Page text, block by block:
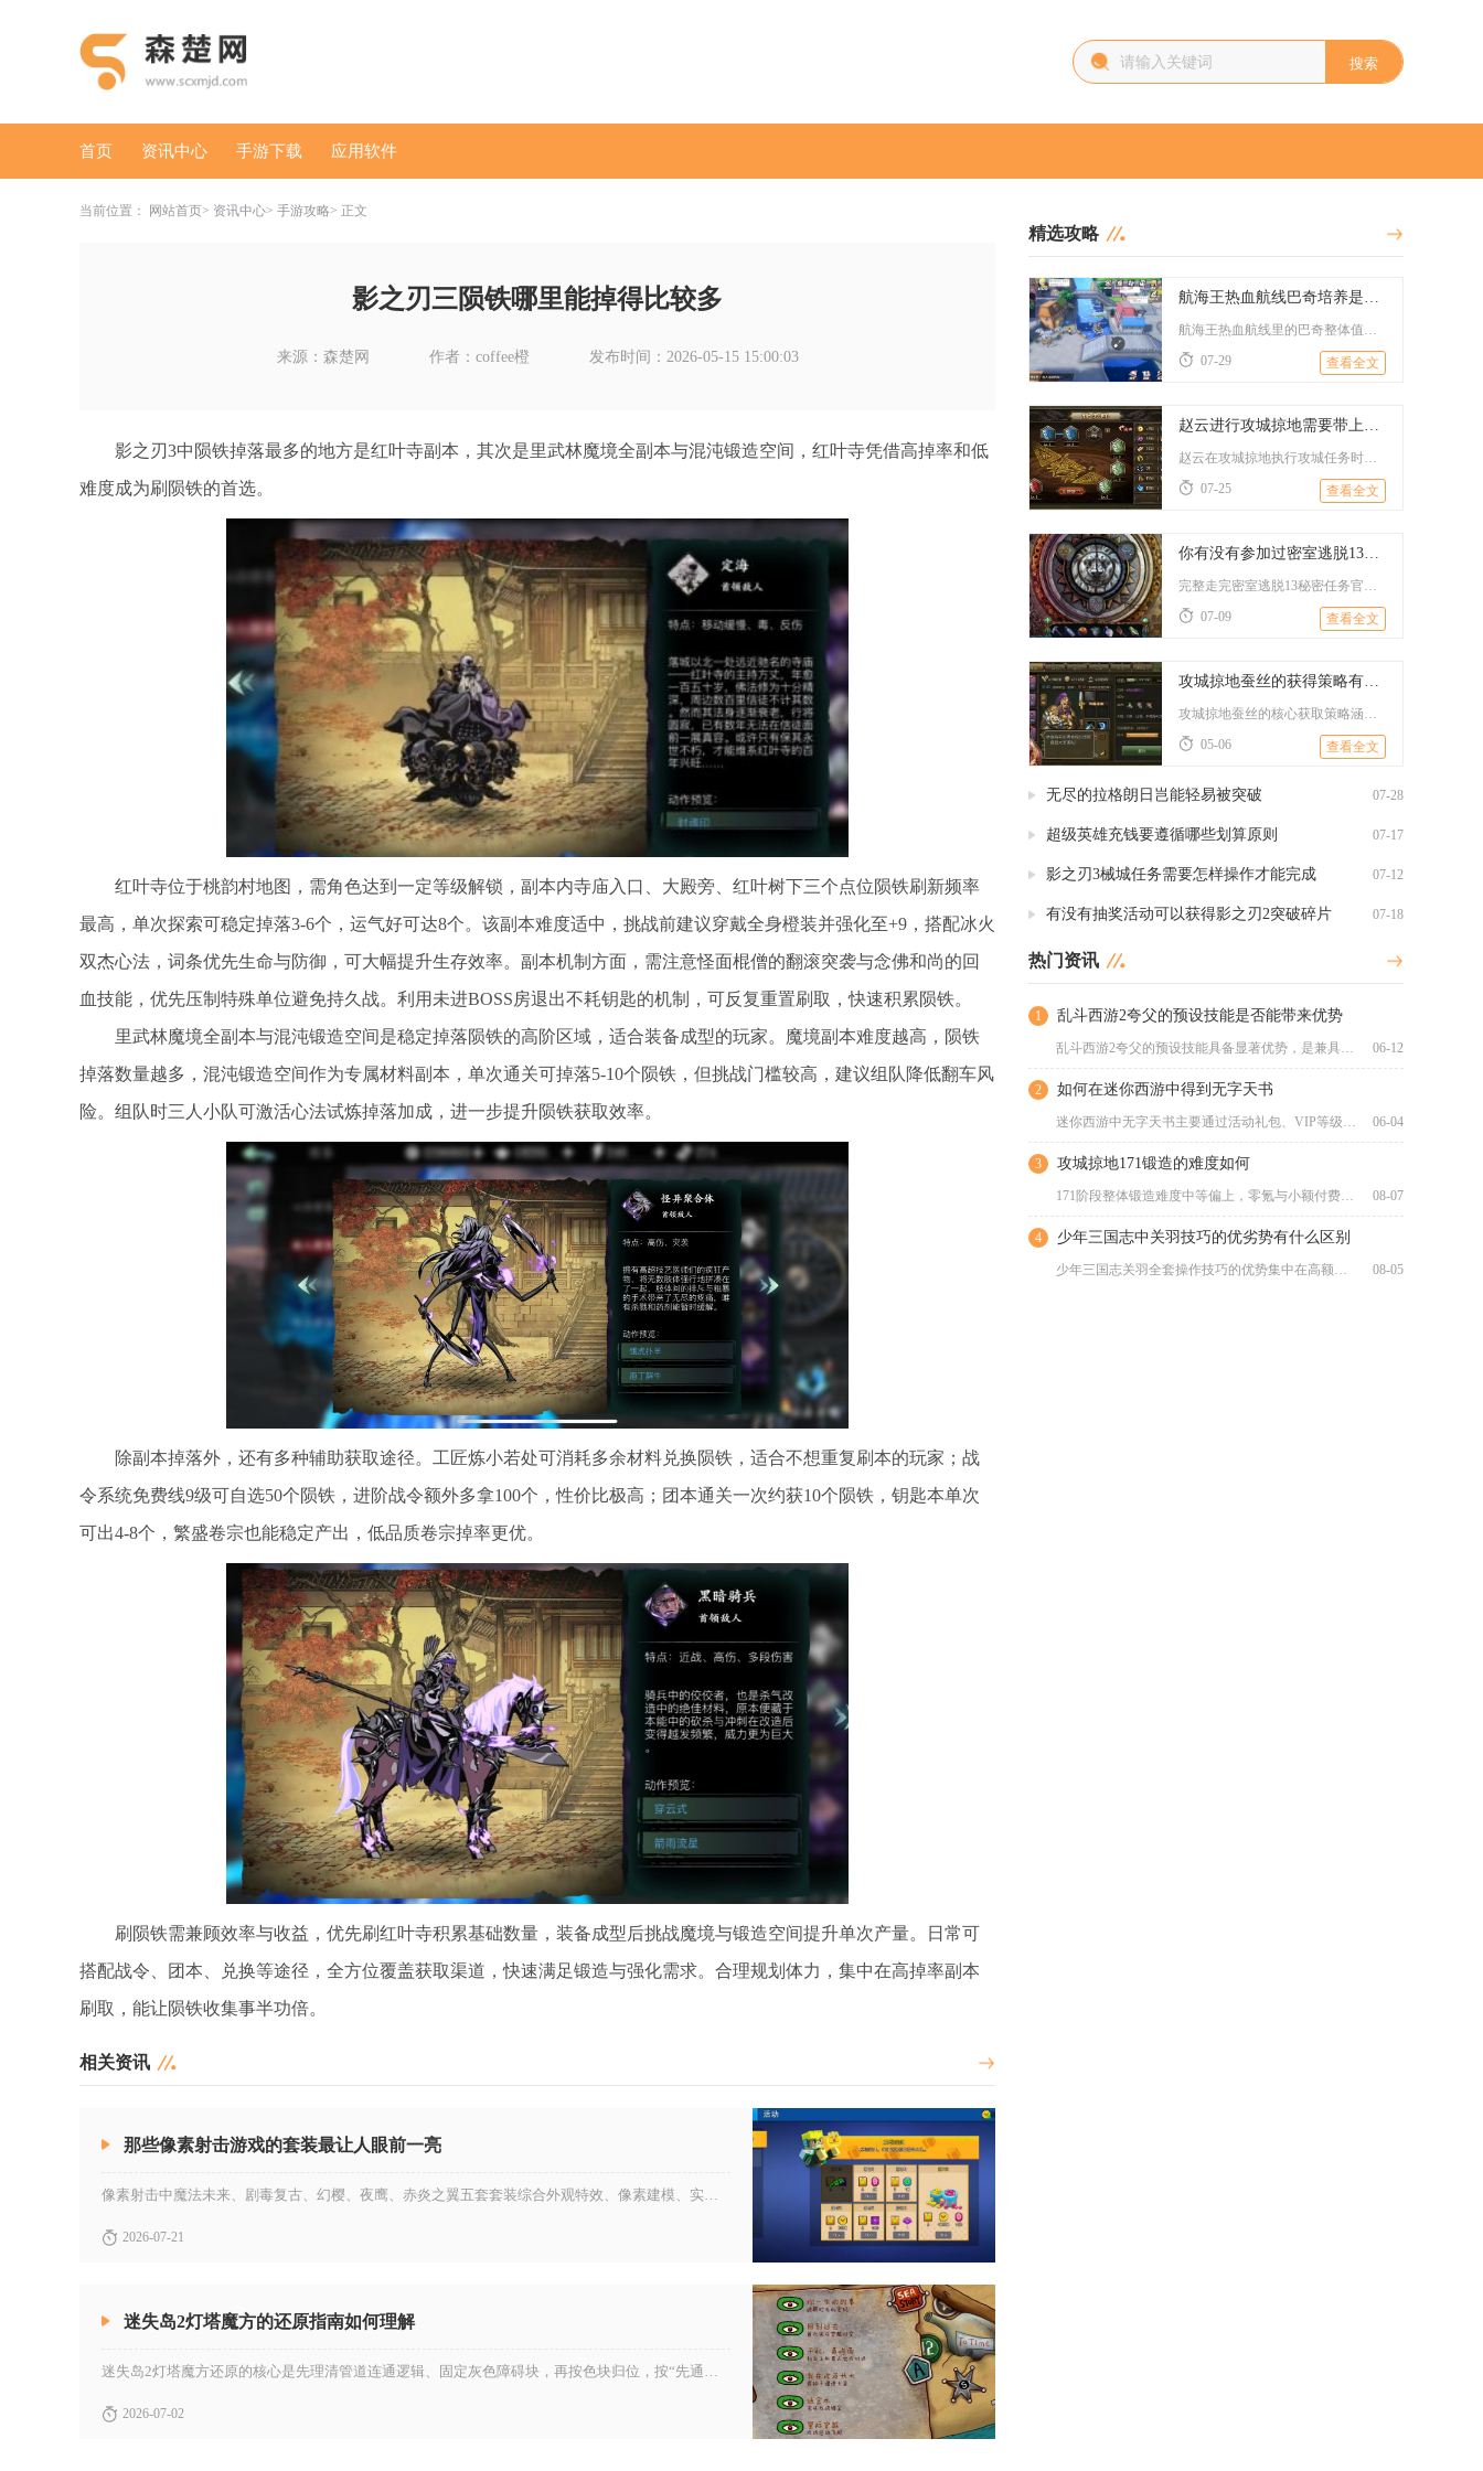
搜索
首页 资讯中心 手游下载 应用软件
当前位置： 网站首页 资讯中心 手游攻略 正文
影之刃三陨铁哪里能掉得比较多
来源：森楚网 作者：coffee橙 发布时间：2026-05-15 15:00:03
影之刃3中陨铁掉落最多的地方是红叶寺副本，其次是里武林魔境全副本与混沌锻造空间，红叶寺凭借高掉率和低
难度成为刷陨铁的首选。
红叶寺位于桃韵村地图，需角色达到一定等级解锁，副本内寺庙入口、大殿旁、红叶树下三个点位陨铁刷新频率
最高，单次探索可稳定掉落3-6个，运气好可达8个。该副本难度适中，挑战前建议穿戴全身橙装并强化至+9，搭配冰火
双杰心法，词条优先生命与防御，可大幅提升生存效率。副本机制方面，需注意怪面棍僧的翻滚突袭与念佛和尚的回
血技能，优先压制特殊单位避免持久战。利用未进BOSS房退出不耗钥匙的机制，可反复重置刷取，快速积累陨铁。
里武林魔境全副本与混沌锻造空间是稳定掉落陨铁的高阶区域，适合装备成型的玩家。魔境副本难度越高，陨铁
掉落数量越多，混沌锻造空间作为专属材料副本，单次通关可掉落5-10个陨铁，但挑战门槛较高，建议组队降低翻车风
险。组队时三人小队可激活心法试炼掉落加成，进一步提升陨铁获取效率。
除副本掉落外，还有多种辅助获取途径。工匠炼小若处可消耗多余材料兑换陨铁，适合不想重复刷本的玩家；战
令系统免费线9级可自选50个陨铁，进阶战令额外多拿100个，性价比极高；团本通关一次约获10个陨铁，钥匙本单次
可出4-8个，繁盛卷宗也能稳定产出，低品质卷宗掉率更优。
刷陨铁需兼顾效率与收益，优先刷红叶寺积累基础数量，装备成型后挑战魔境与锻造空间提升单次产量。日常可
搭配战令、团本、兑换等途径，全方位覆盖获取渠道，快速满足锻造与强化需求。合理规划体力，集中在高掉率副本
刷取，能让陨铁收集事半功倍。
相关资讯
那些像素射击游戏的套装最让人眼前一亮
2026-07-21
迷失岛2灯塔魔方的还原指南如何理解
2026-07-02
精选攻略
07-29
查看全文
07-25
查看全文
07-09
查看全文
05-06
查看全文
无尽的拉格朗日岂能轻易被突破 07-28
超级英雄充钱要遵循哪些划算原则 07-17
影之刃3械城任务需要怎样操作才能完成 07-12
有没有抽奖活动可以获得影之刃2突破碎片 07-18
热门资讯
1 乱斗西游2夸父的预设技能是否能带来优势
乱斗西游2夸父的预设技能具备显著优势，是兼具强生存、硬控制与... 06-12
2 如何在迷你西游中得到无字天书
迷你西游中无字天书主要通过活动礼包、VIP等级福利、烘炉合成... 06-04
3 攻城掠地171锻造的难度如何
171阶段整体锻造难度中等偏上，零氪与小额付费玩家存在明显资... 08-07
4 少年三国志中关羽技巧的优劣势有什么区别
少年三国志关羽全套操作技巧的优势集中在高额持续群体伤害、怒气... 08-05